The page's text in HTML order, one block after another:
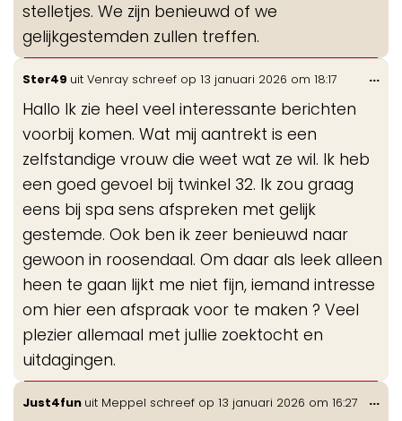
stelletjes. We zijn benieuwd of we
gelijkgestemden zullen treffen.
Ster49 uit Venray schreef op 13 januari 2026 om 18:17
Hallo Ik zie heel veel interessante berichten
voorbij komen. Wat mij aantrekt is een
zelfstandige vrouw die weet wat ze wil. Ik heb
een goed gevoel bij twinkel 32. Ik zou graag
eens bij spa sens afspreken met gelijk
gestemde. Ook ben ik zeer benieuwd naar
gewoon in roosendaal. Om daar als leek alleen
heen te gaan lijkt me niet fijn, iemand intresse
om hier een afspraak voor te maken ? Veel
plezier allemaal met jullie zoektocht en
uitdagingen.
...
Just4fun uit Meppel schreef op 13 januari 2026 om 16:27 ...